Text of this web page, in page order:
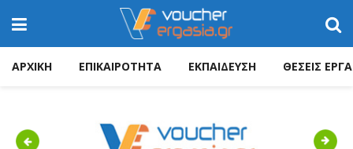
ΑΡΧΙΚΗ ΕΠΙΚΑΙΡΟΤΗΤΑ ΕΚΠΑΙΔΕΥΣΗ ΘΕΣΕΙΣ
Previous Next